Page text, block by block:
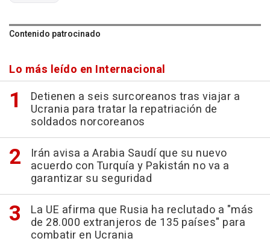
Contenido patrocinado
Lo más leído en Internacional
Detienen a seis surcoreanos tras viajar a
Ucrania para tratar la repatriación de
soldados norcoreanos
Irán avisa a Arabia Saudí que su nuevo
acuerdo con Turquía y Pakistán no va a
garantizar su seguridad
La UE afirma que Rusia ha reclutado a "más
de 28.000 extranjeros de 135 países" para
combatir en Ucrania